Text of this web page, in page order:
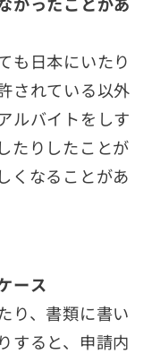
日本にいたり
されている以外
ルバイトをしす
たりしたことが
くなることがあ
ース
り、書類に書い
すると、申請内